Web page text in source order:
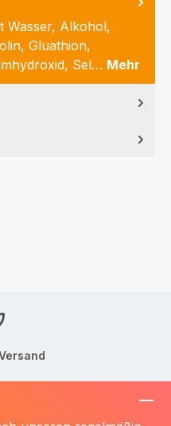
Wasser, Alkohol,
Gluathion,
Sel… Mehr